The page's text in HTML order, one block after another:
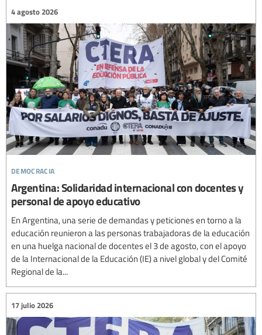
democracia
4 agosto 2026
Argentina: Solidaridad internacional con docentes y
personal de apoyo educativo
En Argentina, una serie de demandas y peticiones en torno a la
educación reunieron a las personas trabajadoras de la educación
en una huelga nacional de docentes el 3 de agosto, con el apoyo
de la Internacional de la Educación (IE) a nivel global y del Comité
Regional de la...
17 julio 2026